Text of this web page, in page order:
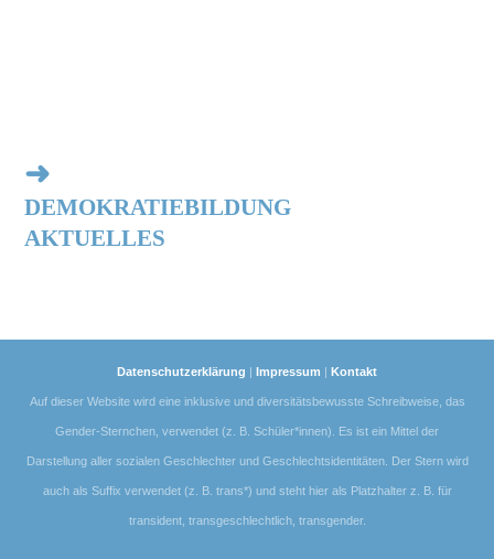
➜
DEMOKRATIEBILDUNG
AKTUELLES
Datenschutzerklärung Impressum Kontakt
Auf dieser Website wird eine inklusive und diversitätsbewusste Schreibweise, das
Gender-Sternchen, verwendet (z. B. Schüler*innen). Es ist ein Mittel der
Darstellung aller sozialen Geschlechter und Geschlechtsidentitäten. Der Stern wird
auch als Suffix verwendet (z. B. trans*) und steht hier als Platzhalter z. B. für
transident, transgeschlechtlich, transgender.